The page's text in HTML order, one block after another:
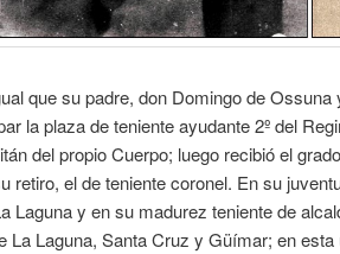
que su padre, don Domingo de
la plaza de teniente ayudante 2º del
del propio Cuerpo; luego recibió el
retiro, el de teniente coronel. En su
Laguna y en su madurez teniente de
La Laguna, Santa Cruz y Güímar; en